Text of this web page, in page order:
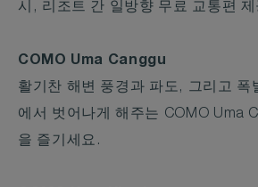
시, 리조트 간 일방향 무료 교통편 제
COMO Uma Canggu
활기찬 해변 풍경과 파도, 그리고 폭
에서 벗어나게 해주는 COMO Uma
을 즐기세요.